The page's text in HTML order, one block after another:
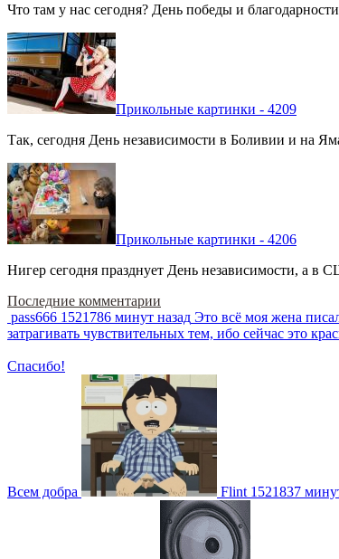
Что там у нас сегодня? День победы и
Прикольные картинки - 4209
Так, сегодня День независимости в Боливии и на
Прикольные картинки - 4206
Нигер сегодня празднует День независимости, а в
Последние комментарии
pass666 1521786 минут назад Это всё моя жена
затрагивать чувствительных тем, ибо сейчас это
Спасибо!
Всем добра Flint 1521837